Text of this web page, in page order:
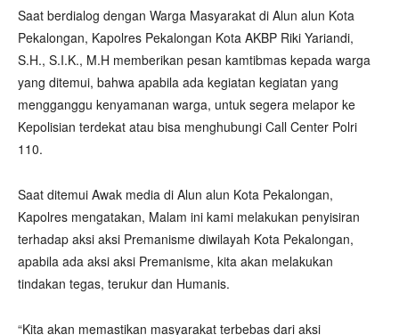
Saat berdialog dengan Warga Masyarakat di Alun alun Kota
Pekalongan, Kapolres Pekalongan Kota AKBP Riki Yariandi,
S.H., S.I.K., M.H memberikan pesan kamtibmas kepada warga
yang ditemui, bahwa apabila ada kegiatan kegiatan yang
mengganggu kenyamanan warga, untuk segera melapor ke
Kepolisian terdekat atau bisa menghubungi Call Center Polri
110.
Saat ditemui Awak media di Alun alun Kota Pekalongan,
Kapolres mengatakan, Malam ini kami melakukan penyisiran
terhadap aksi aksi Premanisme diwilayah Kota Pekalongan,
apabila ada aksi aksi Premanisme, kita akan melakukan
tindakan tegas, terukur dan Humanis.
“Kita akan memastikan masyarakat terbebas dari aksi